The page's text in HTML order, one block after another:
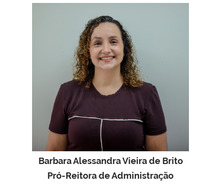
Barbara Alessandra Vieira de Brito
Pró-Reitora de Administração